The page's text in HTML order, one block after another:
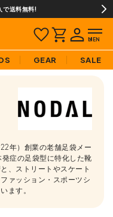
送料無料!
GEAR SALE
年）創業の老舗足袋メー
症の足袋型に特化した靴
、ストリートやスケート
ァッション・スポーツシ
ます。